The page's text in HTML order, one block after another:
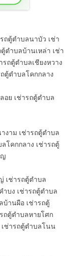
ถตู้ตำบลนาบัว เช่า
ตำบลบ้านเหล่า เช่า
ถตู้ตำบลเชียงหวาง
ตู้ตำบลโคกกลาง
ย เช่ารถตู้ตำบล
งาม เช่ารถตู้ตำบล
โคกกลาง เช่ารถตู้
เช่ารถตู้ตำบล
บง เช่ารถตู้ตำบล
บ้านผือ เช่ารถตู้
ถตู้ตำบลหายโศก
เช่ารถตู้ตำบลโนน